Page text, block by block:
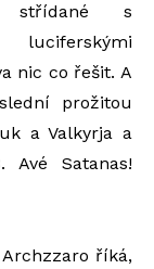
střídané s
nic co řešit. A
prožitou
a Valkyrja a
Avé Satanas!
říká,